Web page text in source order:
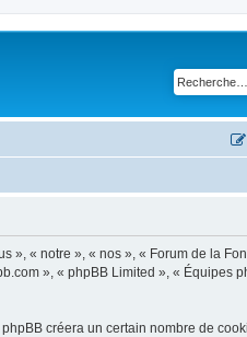
», « notre », « nos », « Forum de la
», « phpBB Limited », « Équipes
créera un certain nombre de